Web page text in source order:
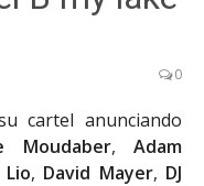
0
cartel anunciando
Moudaber,Adam
Lio, David Mayer, DJ